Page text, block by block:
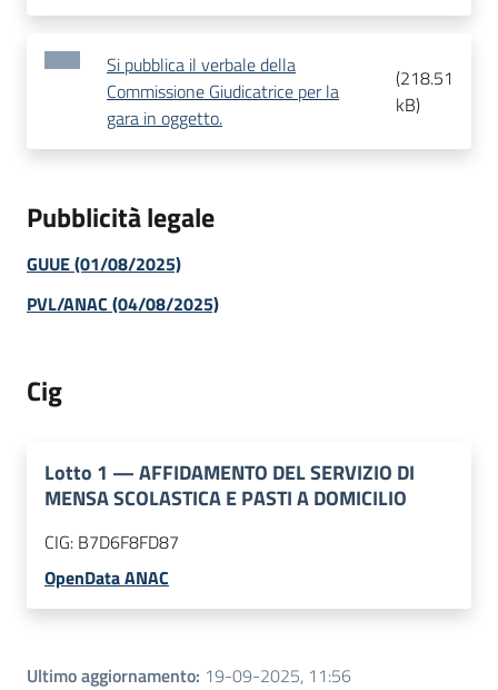
Si pubblica il verbale della
Commissione Giudicatrice per la
gara in oggetto.
(218.51
kB)
Pubblicità legale
GUUE (01/08/2025)
PVL/ANAC (04/08/2025)
Cig
Lotto 1 —AFFIDAMENTO DEL SERVIZIO DI
MENSA SCOLASTICA E PASTI A DOMICILIO
CIG: B7D6F8FD87
OpenData ANAC
Ultimo aggiornamento: 19-09-2025, 11:56